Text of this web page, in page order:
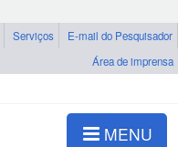
Serviços
E-mail do Pesquisador
Área de imprensa
MENU